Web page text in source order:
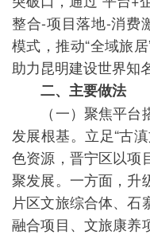
整合-项目落地-消费
模式，推动“全域旅
助力昆明建设世界知
二、主要做法
（一）聚焦平台
发展根基。立足“古
色资源，晋宁区以项
聚发展。一方面，升
片区文旅综合体、石
融合项目、文旅康养